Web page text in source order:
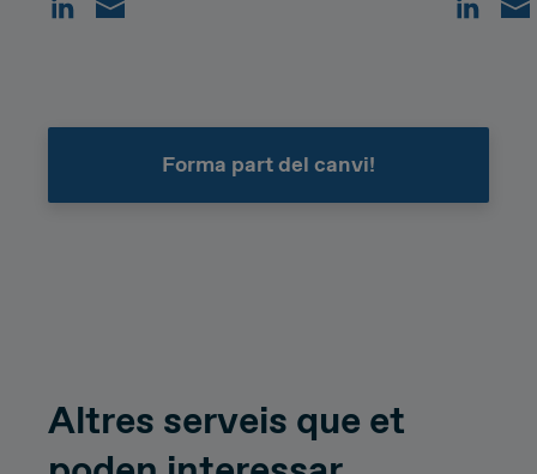
Forma part del canvi!
Altres serveis que et